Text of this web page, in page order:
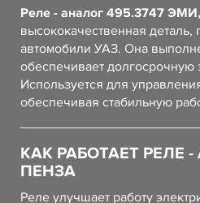
Реле - аналог 495.3747
высококачественная
автомобили УАЗ. Она
обеспечивает долгосрочную
Используется для
обеспечивая стабильную
КАК РАБОТАЕТ РЕЛЕ
ПЕНЗА
Реле улучшает работу